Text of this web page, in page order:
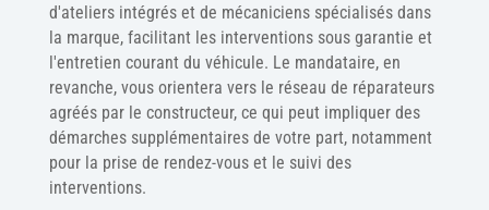
d'ateliers intégrés et de mécaniciens spécialisés dans
la marque, facilitant les interventions sous garantie et
l'entretien courant du véhicule. Le mandataire, en
revanche, vous orientera vers le réseau de réparateurs
agréés par le constructeur, ce qui peut impliquer des
démarches supplémentaires de votre part, notamment
pour la prise de rendez-vous et le suivi des
interventions.